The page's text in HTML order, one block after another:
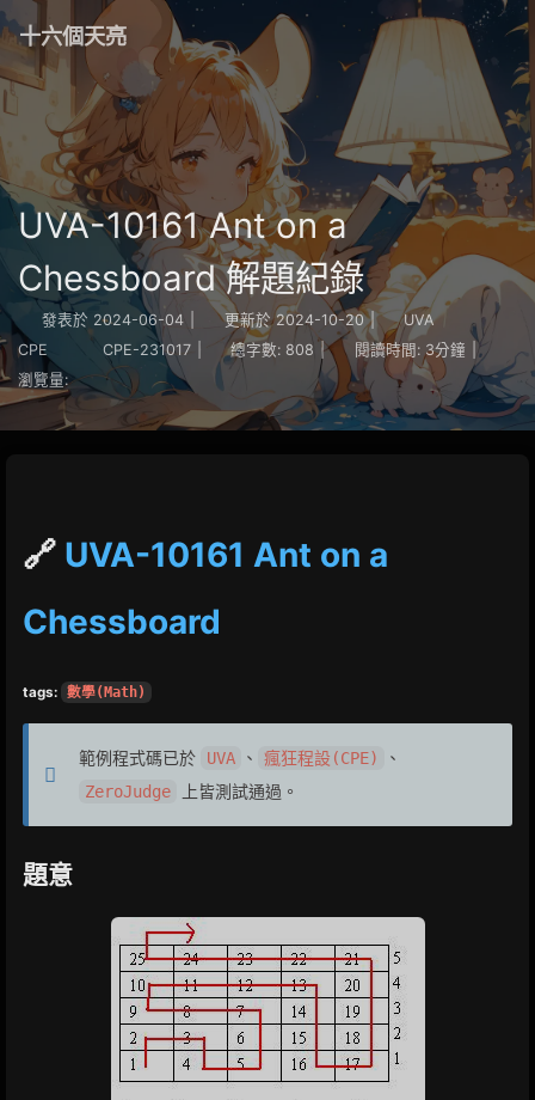
十六個天亮
UVA-10161 Ant on a
Chessboard 解題紀錄
發表於 2024-06-04 更新於 2024-10-20 |
UVA
CPE
CPE-231017 總字數: 808 | 閱讀時間: 3分鐘
瀏覽量:
🔗 UVA-10161 Ant on a
Chessboard
tags: 數學(Math)
範例程式碼已於 UVA 、 瘋狂程設(CPE) 、
ZeroJudge 上皆測試通過。
題意